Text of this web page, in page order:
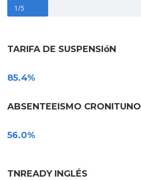
1/5
TARIFA DE SUSPENSIóN
85.4%
ABSENTEEISMO CRONITUNO
56.0%
TNREADY INGLÉS